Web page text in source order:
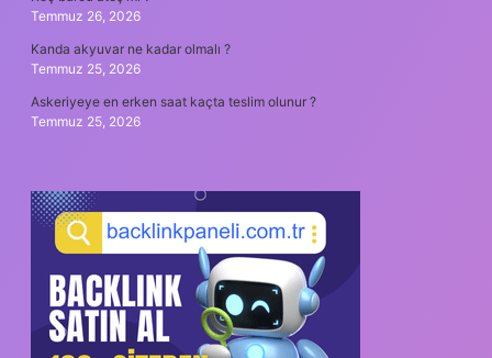
Temmuz 26, 2026
Kanda akyuvar ne kadar olmalı ?
Temmuz 25, 2026
Askeriyeye en erken saat kaçta teslim olunur ?
Temmuz 25, 2026